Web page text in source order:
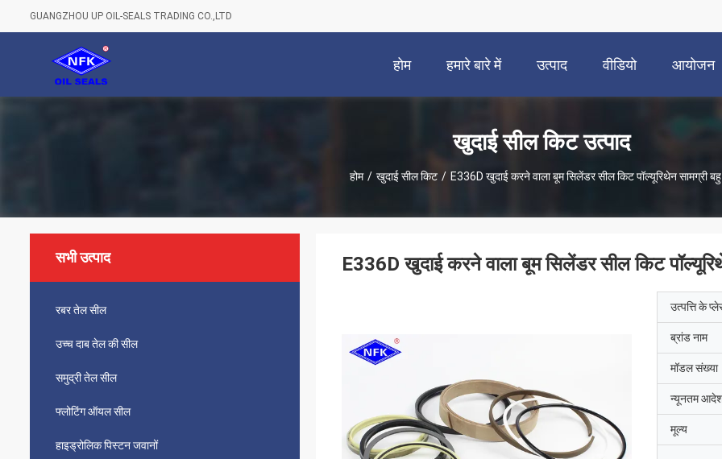
GUANGZHOU UP OIL-SEALS TRADING CO.,LTD
होम हमारे बारे में उत्पाद वीडियो आयोजन
खुदाई सील किट उत्पाद
होम / खुदाई सील किट / E336D खुदाई करने वाला बूम सिलेंडर सील किट पॉल्यूरिथेन सामग्री
सभी उत्पाद
रबर तेल सील
उच्च दाब तेल की सील
समुद्री तेल सील
फ्लोटिंग ऑयल सील
हाइड्रोलिक पिस्टन जवानों
E336D खुदाई करने वाला बूम सिलेंडर सील किट
उत्पत्ति के
ब्रांड नाम
मॉडल संख्या
न्यूनतम आदेश
मूल्य